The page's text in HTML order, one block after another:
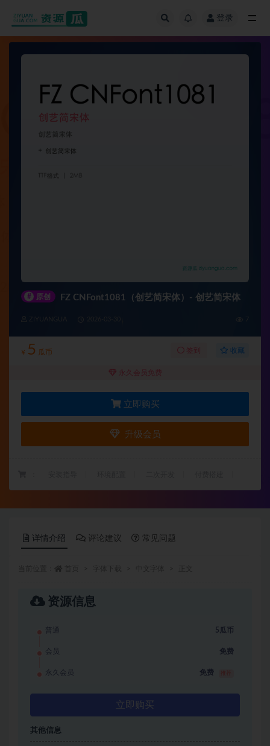
登录
# 原创 FZ CNFont1081（创艺简宋体）- 创艺简宋体
ZIYUANGUA
¥ 5 瓜币 签到 收藏
永久会员免费
立即购买
升级会员
详情介绍 评论建议 常见问题
资源信息
普通 5瓜币
会员 免费
永久会员 免费
立即购买
其他信息